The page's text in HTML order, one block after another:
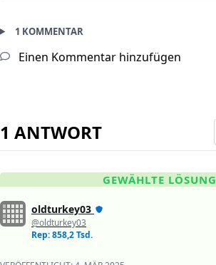
1 KOMMENTAR
Einen Kommentar hinzufügen
1 ANTWORT
GEWÄHLTE LÖSUNG
oldturkey03
@oldturkey03
Rep: 858,2 Tsd.